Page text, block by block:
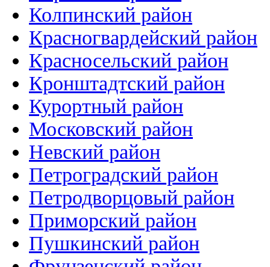
Колпинский район
Красногвардейский район
Красносельский район
Кронштадтский район
Курортный район
Московский район
Невский район
Петроградский район
Петродворцовый район
Приморский район
Пушкинский район